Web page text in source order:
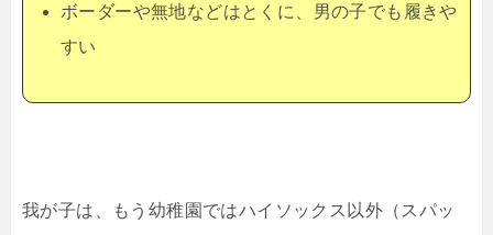
ボーダーや無地などはとくに、男の子でも履きや
すい
我が子は、もう幼稚園ではハイソックス以外（スパッ